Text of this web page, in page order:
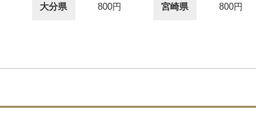
大分県 800円 宮崎県 800円